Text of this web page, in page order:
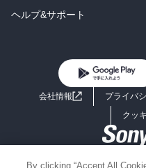
BL・TL
雑誌・グラビア
ラノベ
コミック
ライトノベル
ヘルプ&サポート
よくあるご質問
会社情報 プライバ
クッ
Copyright 2017 - 2026
By clicking “Accept All